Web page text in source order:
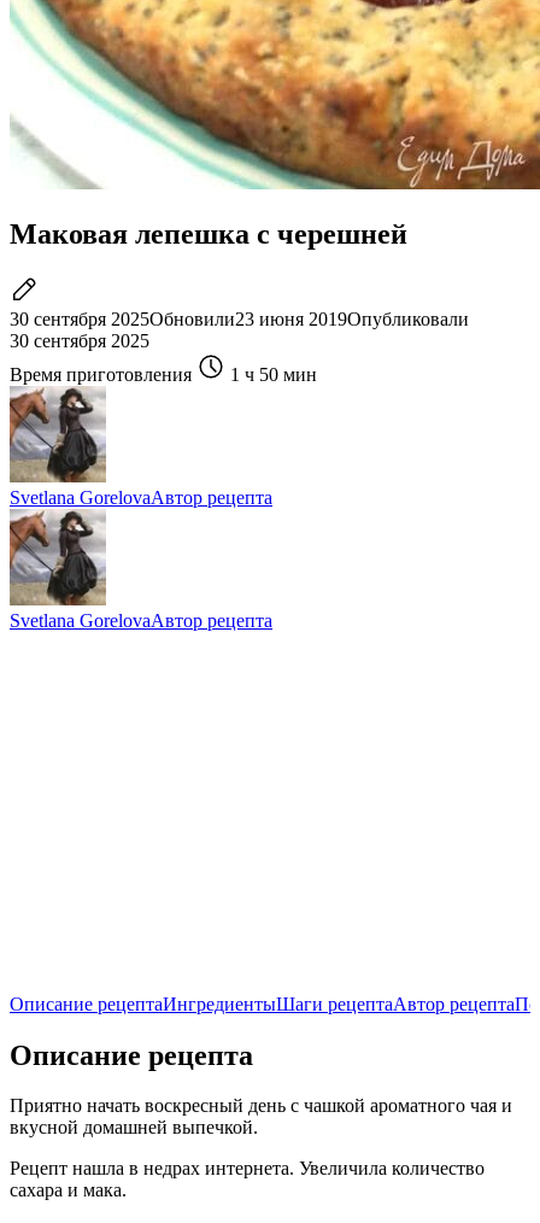
Маковая лепешка с черешней
30 сентября 2025Обновили23 июня 2019Опубликовали
30 сентября 2025
Время приготовления
1 ч 50 мин
Svetlana GorelovaАвтор рецепта
Svetlana GorelovaАвтор рецепта
Описание рецептаИнгредиентыШаги рецептаАвтор рецепта
Описание рецепта
Приятно начать воскресный день с чашкой ароматного чая и
вкусной домашней выпечкой.
Рецепт нашла в недрах интернета. Увеличила количество
сахара и мака.